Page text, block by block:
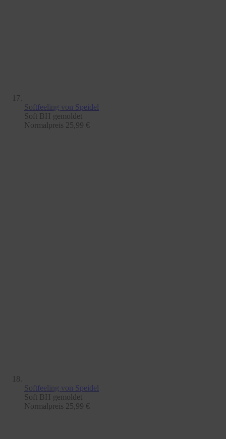
Softfeeling von Speidel
Soft BH gemoldet
Normalpreis 25,99 €
Softfeeling von Speidel
Soft BH gemoldet
Normalpreis 25,99 €